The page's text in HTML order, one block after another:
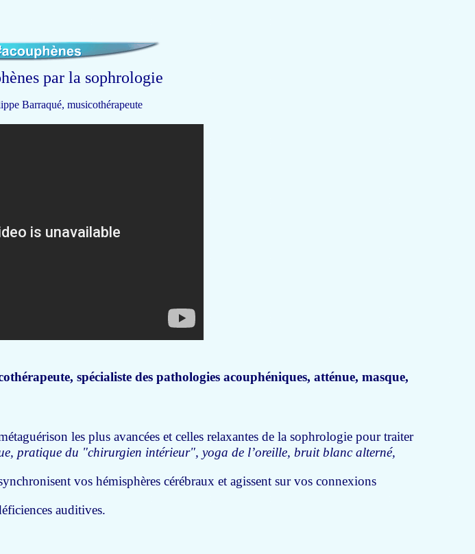
par la sophrologie
Barraqué, musicothérapeute
spécialiste des pathologies acouphéniques, atténue, masque,
les plus avancées et celles relaxantes de la sophrologie pour traiter
pratique du "chirurgien intérieur", yoga de l’oreille, bruit blanc alterné,
vos hémisphères cérébraux et agissent sur vos connexions
auditives.